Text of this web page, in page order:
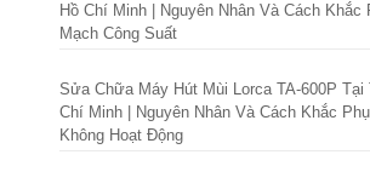
Hồ Chí Minh | Nguyên Nhân Và Cách Khắc
Mạch Công Suất
Sửa Chữa Máy Hút Mùi Lorca TA-600P Tại
Chí Minh | Nguyên Nhân Và Cách Khắc
Không Hoạt Động